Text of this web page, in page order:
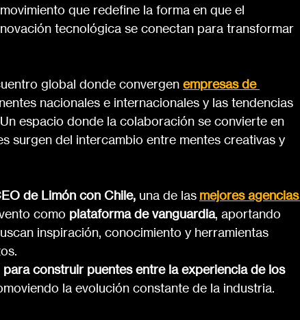
que redefine la forma en que el
tecnológica se conectan para transformar
global donde convergen empresas de
nacionales e internacionales y las tendencias
espacio donde la colaboración se convierte en
surgen del intercambio entre mentes creativas y
de Limón con Chile, una de las mejores agencias
como plataforma de vanguardia, aportando
inspiración, conocimiento y herramientas
construir puentes entre la experiencia de los
la evolución constante de la industria.